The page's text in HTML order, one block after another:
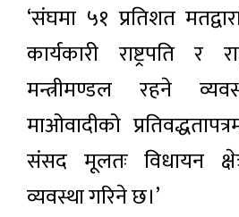
‘संघमा ५१ प्रतिशत
कार्यकारी राष्ट्रपति र
मन्त्रीमण्डल रहने
माओवादीको
संसद मूलतः विधायन
व्यवस्था गरिने छ।’